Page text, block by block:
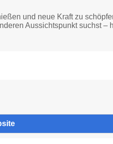
und neue Kraft zu
Aussichtspunkt suchst –